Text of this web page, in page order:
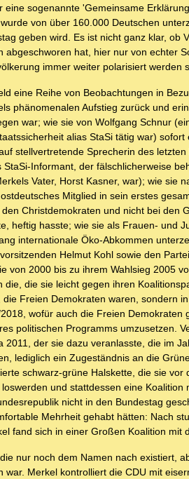
sogenannte 'Gemeinsame
von über 160.000 Deutschen
geben wird. Es ist nicht ganz klar, ob
hat, hier nur von echter
immer weiter polarisiert werden
eine Reihe von Beobachtungen in
phänomenalen Aufstieg zurück und
war; wie sie von Wolfgang Schnur
alias StaSi tätig war)
stellvertretende Sprecherin des
Informant, der fälschlicherweise
Vater, Horst Kasner, war); wie sie
Mitglied in sein erstes
Christdemokraten und nicht bei den
heftig hasste; wie sie als Frauen- und
internationale Öko-Abkommen
Helmut Kohl sowie den
von 2000 bis zu ihrem Wahlsieg 2005
die sie leicht gegen ihren
Freien Demokraten waren, sondern
wofür auch die Freien Demokraten
politischen Programms umzusetzen.
der sie dazu veranlasste, die im
lediglich ein Zugeständnis an die
schwarz-grüne Halskette, die sie vor
und stattdessen eine
nicht in den Bundestag
Mehrheit gehabt hätten: Nach
fand sich in einer Großen Koalition mit
nur noch dem Namen nach existiert,
Merkel kontrolliert die CDU mit